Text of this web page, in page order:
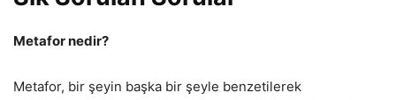
Metafor nedir?
Metafor, bir şeyin başka bir şeyle benzetilerek